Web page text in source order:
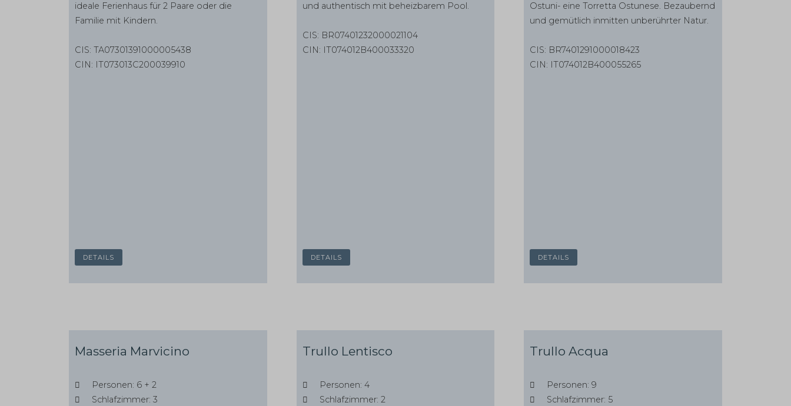
ideale Ferienhaus für 2 Paare oder die
Familie mit Kindern.
CIS: TA07301391000005438
CIN: IT073013C200039910
DETAILS
und authentisch mit beheizbarem Pool.
CIS: BR07401232000021104
CIN: IT074012B400033320
DETAILS
Ostuni- eine Torretta Ostunese. Bezaubernd
und gemütlich inmitten unberührter Natur.
CIS: BR7401291000018423
CIN: IT074012B400055265
DETAILS
Masseria Marvicino
Personen: 6 + 2
Schlafzimmer: 3
Trullo Lentisco
Personen: 4
Schlafzimmer: 2
Trullo Acqua
Personen: 9
Schlafzimmer: 5